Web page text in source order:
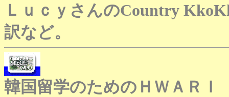
ＬｕｃｙさんのCountry
訳など。
韓国留学のためのＨＷＡＲＩ